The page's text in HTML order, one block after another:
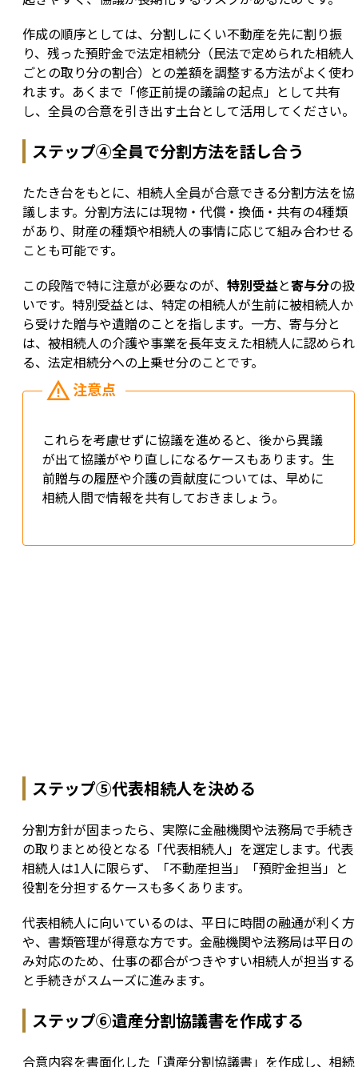
作成の順序としては、分割しにくい不動産を先に割り振
り、残った預貯金で法定相続分（民法で定められた相続人
ごとの取り分の割合）との差額を調整する方法がよく使わ
れます。あくまで「修正前提の議論の起点」として共有
し、全員の合意を引き出す土台として活用してください。
ステップ④全員で分割方法を話し合う
たたき台をもとに、相続人全員が合意できる分割方法を協
議します。分割方法には現物・代償・換価・共有の4種類
があり、財産の種類や相続人の事情に応じて組み合わせる
ことも可能です。
この段階で特に注意が必要なのが、 特別受益と寄与分の扱
いです。特別受益とは、特定の相続人が生前に被相続人か
ら受けた贈与や遺贈のことを指します。一方、寄与分と
は、被相続人の介護や事業を長年支えた相続人に認められ
る、法定相続分への上乗せ分のことです。
これらを考慮せずに協議を進めると、後から異議
が出て協議がやり直しになるケースもあります。生
前贈与の履歴や介護の貢献度については、早めに
相続人間で情報を共有しておきましょう。
ステップ⑤代表相続人を決める
分割方針が固まったら、実際に金融機関や法務局で手続き
の取りまとめ役となる「代表相続人」を選定します。代表
相続人は1人に限らず、「不動産担当」「預貯金担当」と
役割を分担するケースも多くあります。
代表相続人に向いているのは、平日に時間の融通が利く方
や、書類管理が得意な方です。金融機関や法務局は平日の
み対応のため、仕事の都合がつきやすい相続人が担当する
と手続きがスムーズに進みます。
ステップ⑥遺産分割協議書を作成する
合意内容を書面化した「遺産分割協議書」を作成し、相続